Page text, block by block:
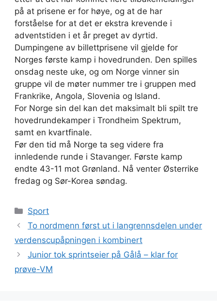
på at prisene er for høye, og at de har
forståelse for at det er ekstra krevende i
adventstiden i et år preget av dyrtid.
Dumpingene av billettprisene vil gjelde for
Norges første kamp i hovedrunden. Den spilles
onsdag neste uke, og om Norge vinner sin
gruppe vil de møter nummer tre i gruppen med
Frankrike, Angola, Slovenia og Island.
For Norge sin del kan det maksimalt bli spilt tre
hovedrundekamper i Trondheim Spektrum,
samt en kvartfinale.
Før den tid må Norge ta seg videre fra
innledende runde i Stavanger. Første kamp
endte 43-11 mot Grønland. Nå venter Østerrike
fredag og Sør-Korea søndag.
Kategorier
Sport
To nordmenn først ut i langrennsdelen under
verdenscupåpningen i kombinert
Junior tok sprintseier på Gålå – klar for
prøve-VM